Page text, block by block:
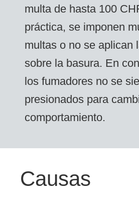
multa de hasta 100
práctica, se imponen
multas o no se aplican
sobre la basura. En
los fumadores no se
presionados para
comportamiento.
Causas